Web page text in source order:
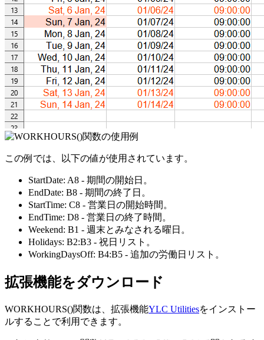
この例では、以下の値が使用されています。
StartDate: A8 - 期間の開始日。
EndDate: B8 - 期間の終了日。
StartTime: C8 - 営業日の開始時間。
EndTime: D8 - 営業日の終了時間。
Weekend: B1 - 週末とみなされる曜日。
Holidays: B2:B3 - 祝日リスト。
WorkingDaysOff: B4:B5 - 追加の労働日リスト。
拡張機能をダウンロード
WORKHOURS()関数は、拡張機能YLC Utilitiesをインストー
ルすることで利用できます。